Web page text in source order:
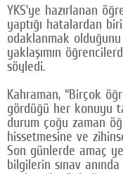
YKS’ye hazırlanan
yaptığı hatalardan
odaklanmak
yaklaşımın
söyledi.
Kahraman, “Birçok
gördüğü her konuyu
durum çoğu zaman
hissetmesine ve
Son günlerde amaç
bilgilerin sınav